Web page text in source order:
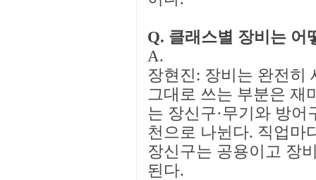
Q. 클래스별 장비는 어
A.
장현진: 장비는 완전히
그대로 쓰는 부분은 재
는 장신구·무기와 방어
천으로 나뉜다. 직업마
장신구는 공용이고 장
된다.